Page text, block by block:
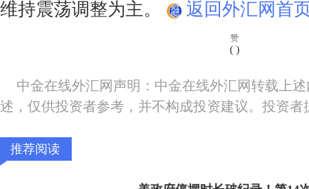
维持震荡调整为主。
返回外汇网首
赞
( )
中金在线外汇网声明：中金在线外汇网转载上
述，仅供投资者参考，并不构成投资建议。投资
推荐阅读